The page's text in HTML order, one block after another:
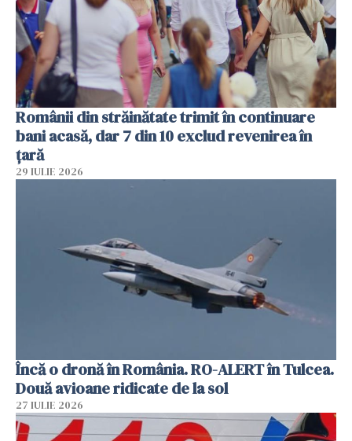
Românii din străinătate trimit în continuare
bani acasă, dar 7 din 10 exclud revenirea în
țară
29 IULIE 2026
Încă o dronă în România. RO-ALERT în Tulcea.
Două avioane ridicate de la sol
27 IULIE 2026